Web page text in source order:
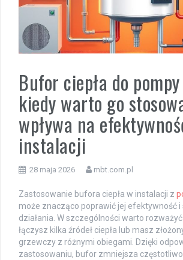
Bufor ciepła do
kiedy warto go
wpływa na
instalacji
28 maja 2026 mbt.com.pl
Zastosowanie bufora ciepła w instalacji z
może znacząco poprawić jej efektywność i
działania. W szczególności warto
łączysz kilka źródeł ciepła lub masz
grzewczy z różnymi obiegami. Dzięki
zastosowaniu, bufor zmniejsza